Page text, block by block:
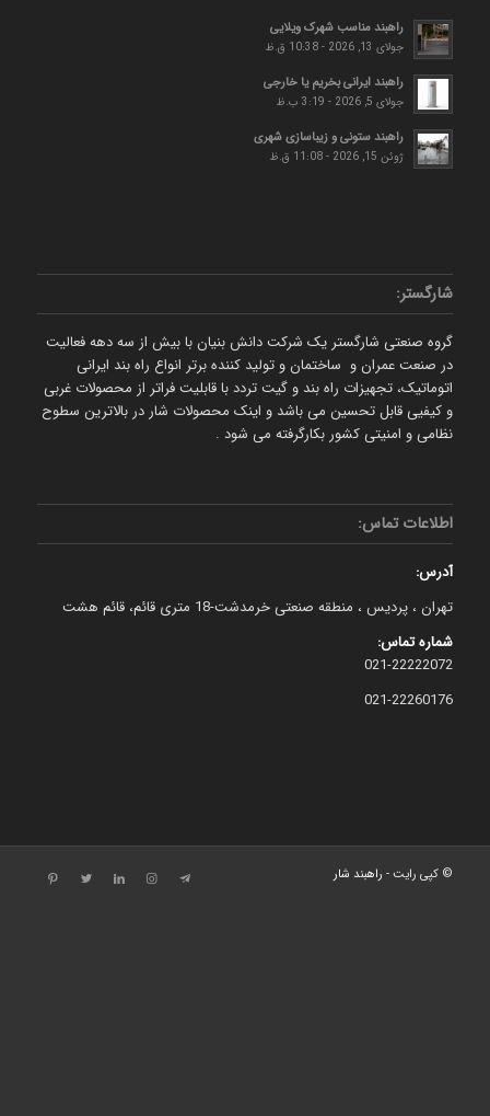
راهبند مناسب شهرک ویلایی
جولای 13, 2026 - 10:38 ق.ظ
راهبند ایرانی بخریم یا خارجی
جولای 5, 2026 - 3:19 ب.ظ
راهبند ستونی و زیباسازی شهری
ژوئن 15, 2026 - 11:08 ق.ظ
شارگستر:
گروه صنعتی شارگستر یک شرکت دانش بنیان با بیش از سه دهه فعالیت
در صنعت عمران و ساختمان و تولید کننده برتر انواع راه بند ایرانی
اتوماتیک، تجهیزات راه بند و گیت تردد با قابلیت فراتر از محصولات غربی
و کیفیی قابل تحسین می باشد و اینک محصولات شار در بالاترین سطوح
نظامی و امنیتی کشور بکارگرفته می شود .
اطلاعات تماس:
آدرس:
تهران ، پردیس ، منطقه صنعتی خرمدشت-18 متری قائم، قائم هشت
شماره تماس:
021-22222072
021-22260176
© کپی رایت - راهبند شار